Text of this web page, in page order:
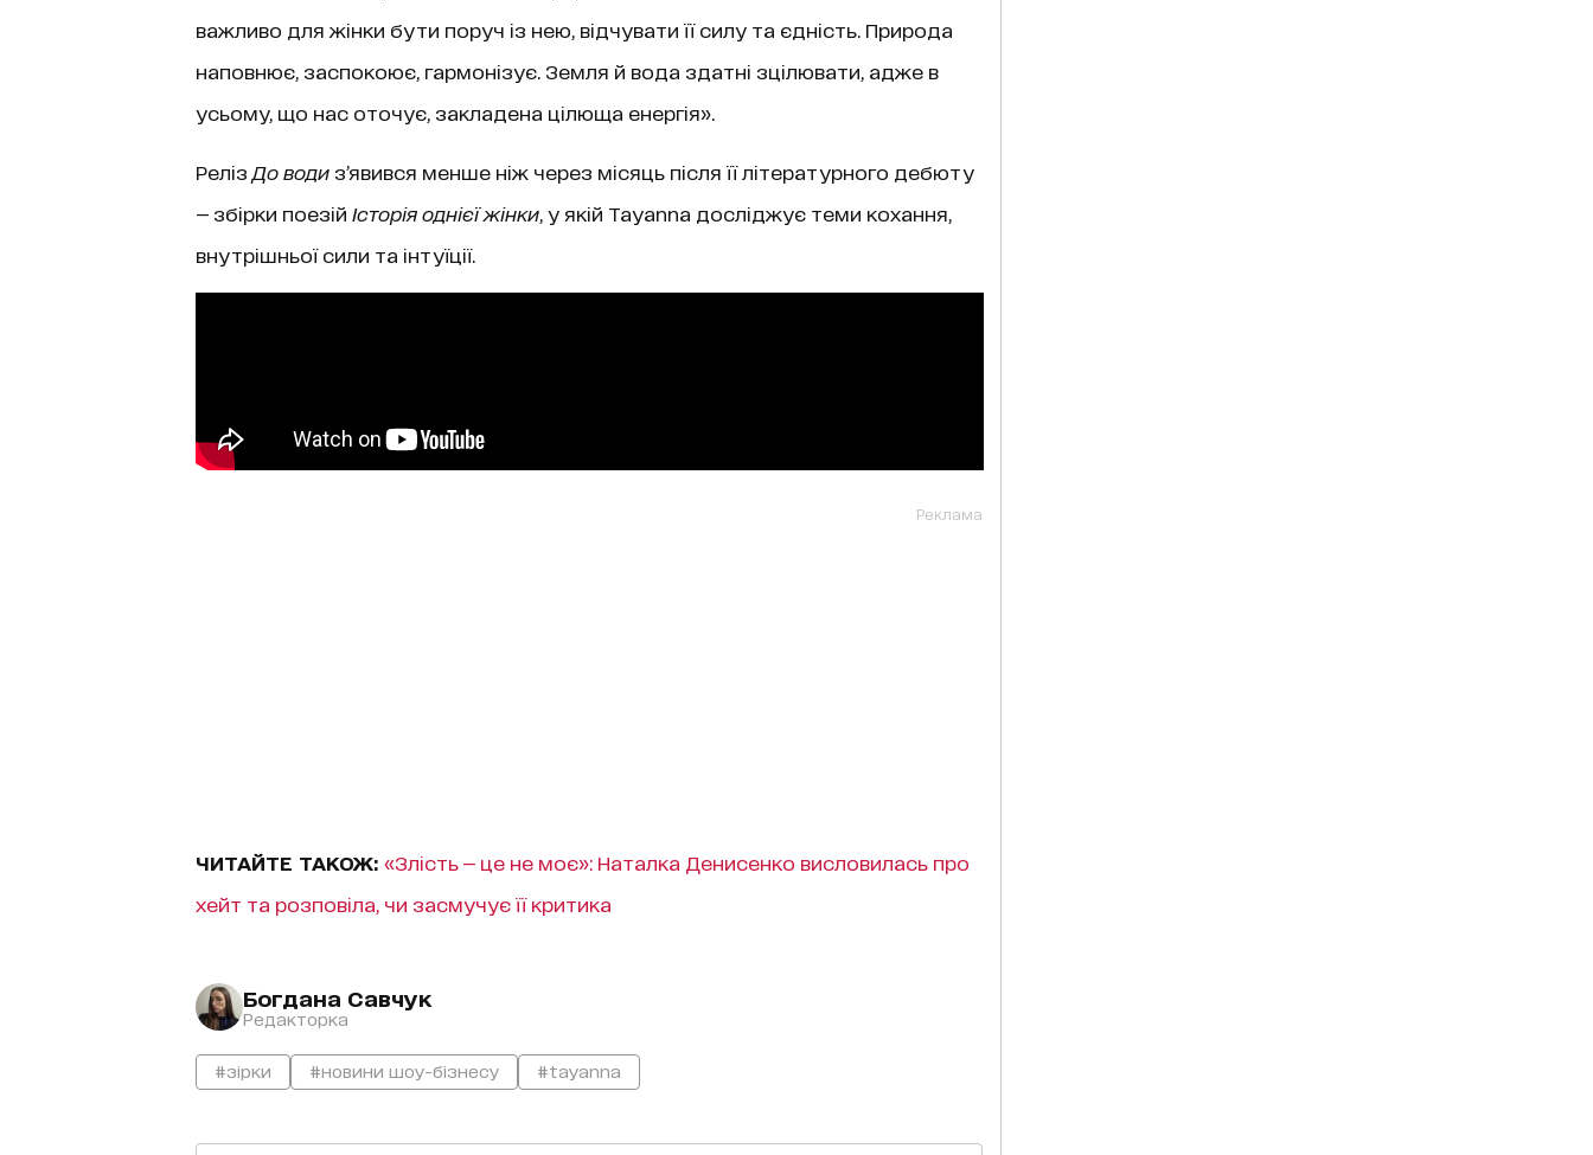
важливо для жінки бути поруч із нею, відчувати її силу та єдність. Природа
наповнює, заспокоює, гармонізує. Земля й вода здатні зцілювати, адже в
усьому, що нас оточує, закладена цілюща енергія».
Реліз До водиз’явився менше ніж через місяць після її літературного дебюту
— збірки поезій Історія однієї жінки, у якій Tayanna досліджує теми кохання,
внутрішньої сили та інтуїції.
Реклама
ЧИТАЙТЕ ТАКОЖ: «Злість — це не моє»: Наталка Денисенко висловилась про
хейт та розповіла, чи засмучує її критика
Богдана Савчук
Редакторка
#зірки #новини шоу-бізнесу #tayanna